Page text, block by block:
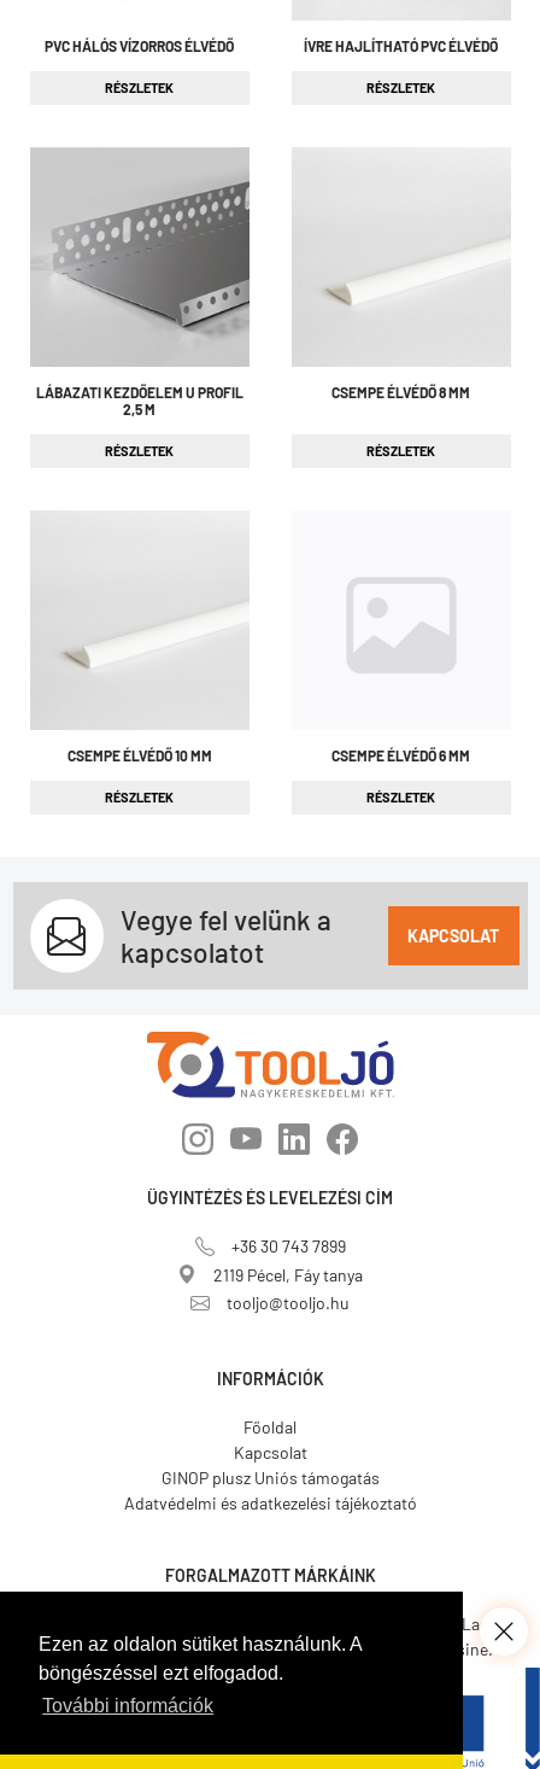
Ezen az oldalon sütiket használunk. A
böngészéssel ezt elfogadod.
További információk
PVC HÁLÓS VÍZORROS ÉLVÉDŐ
RÉSZLETEK
ÍVRE HAJLÍTHATÓ PVC ÉLVÉDŐ
RÉSZLETEK
LÁBAZATI KEZDŐELEM U PROFIL
2,5 M
RÉSZLETEK
CSEMPE ÉLVÉDŐ 8 MM
RÉSZLETEK
CSEMPE ÉLVÉDŐ 10 MM
RÉSZLETEK
CSEMPE ÉLVÉDŐ 6 MM
RÉSZLETEK
Vegye fel velünk a
kapcsolatot
KAPCSOLAT
ÜGYINTÉZÉS ÉS LEVELEZÉSI CÍM
+36 30 743 7899
2119 Pécel, Fáy tanya
tooljo@tooljo.hu
INFORMÁCIÓK
Főoldal
Kapcsolat
GINOP plusz Uniós támogatás
Adatvédelmi és adatkezelési tájékoztató
FORGALMAZOTT MÁRKÁINK
Coverit.
Tecnover.
Gamma Pennelli.
Hemmax.
Walled.
CosmosLac.
Pava Resine.